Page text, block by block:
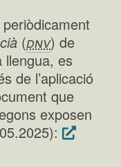
(dnv) de
llengua, es
de l’aplicació
que
exposen